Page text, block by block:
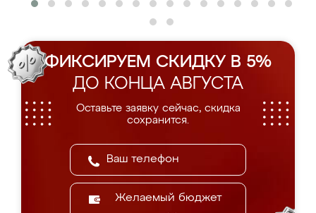
ФИКСИРУЕМ СКИДКУ В 5%
ДО КОНЦА АВГУСТА
Оставьте заявку сейчас, скидка
сохранится.
Желаемый бюджет